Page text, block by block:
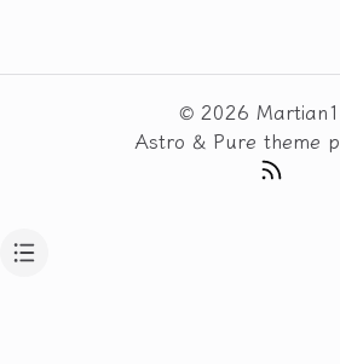
© 2026
Astro & Pure theme
RSS